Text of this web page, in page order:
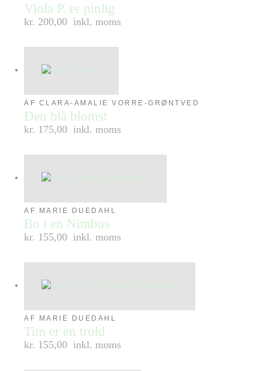
Viola P. er pinlig
kr. 200,00 inkl. moms
AF CLARA-AMALIE VORRE-GRØNTVED
Den blå blomst
kr. 175,00 inkl. moms
AF MARIE DUEDAHL
Bo i en Nimbus
kr. 155,00 inkl. moms
AF MARIE DUEDAHL
Tim er en trold
kr. 155,00 inkl. moms